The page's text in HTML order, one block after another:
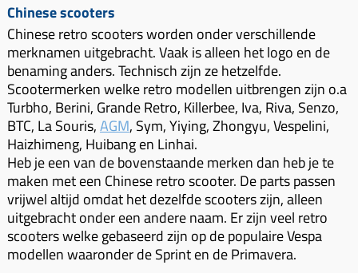
Chinese scooters
Chinese retro scooters worden onder verschillende
merknamen uitgebracht. Vaak is alleen het logo en de
benaming anders. Technisch zijn ze hetzelfde.
Scootermerken welke retro modellen uitbrengen zijn o.a
Turbho, Berini, Grande Retro, Killerbee, Iva, Riva, Senzo,
BTC, La Souris,AGM, Sym, Yiying, Zhongyu, Vespelini,
Haizhimeng, Huibang en Linhai.
Heb je een van de bovenstaande merken dan heb je te
maken met een Chinese retro scooter. De parts passen
vrijwel altijd omdat het dezelfde scooters zijn, alleen
uitgebracht onder een andere naam. Er zijn veel retro
scooters welke gebaseerd zijn op de populaire Vespa
modellen waaronder de Sprint en de Primavera.